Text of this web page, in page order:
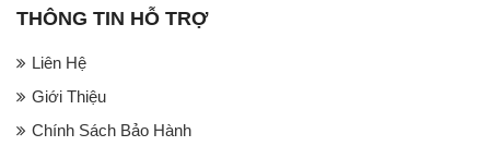
THÔNG TIN HỖ TRỢ
Liên Hệ
Giới Thiệu
Chính Sách Bảo Hành